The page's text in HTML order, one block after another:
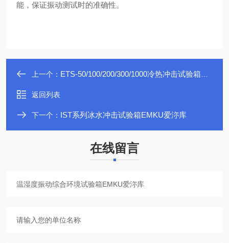
能，保证振动测试时的准确性。
上一个： ETS-50/100/200/300/1000冷热冲击试验箱EMKU爱沵库
返回列表
下一个： IST系列冰水冲击试验箱EMKU爱沵库
在线留言